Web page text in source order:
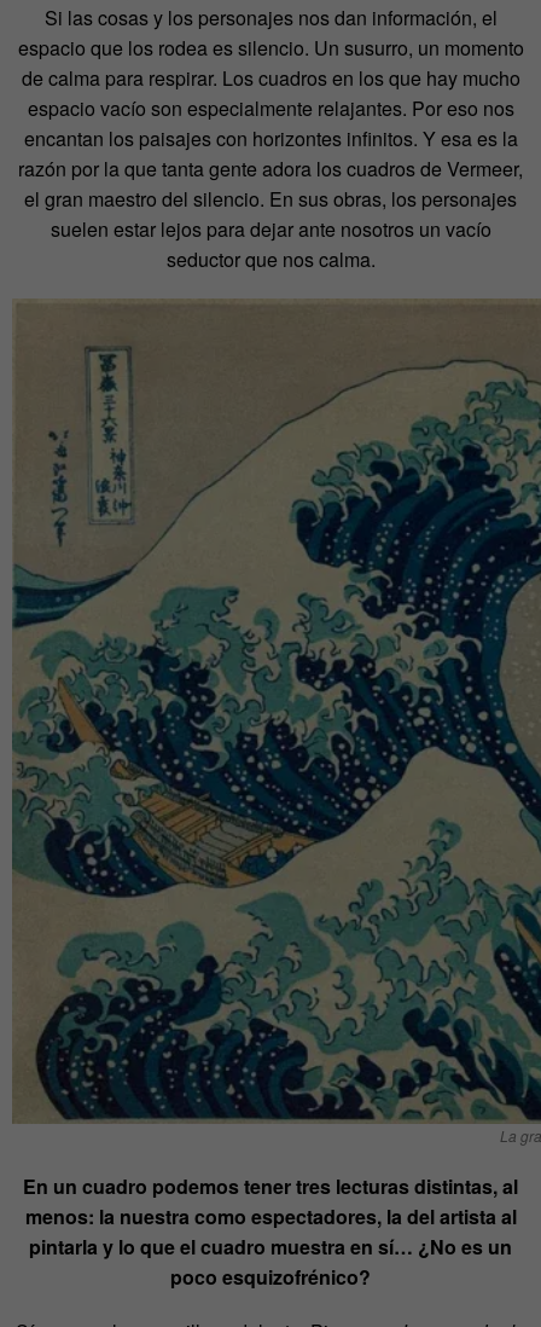
Si las cosas y los personajes nos dan información, el
espacio que los rodea es silencio. Un susurro, un momento
de calma para respirar. Los cuadros en los que hay mucho
espacio vacío son especialmente relajantes. Por eso nos
encantan los paisajes con horizontes infinitos. Y esa es la
razón por la que tanta gente adora los cuadros de Vermeer,
el gran maestro del silencio. En sus obras, los personajes
suelen estar lejos para dejar ante nosotros un vacío
seductor que nos calma.
La
En un cuadro podemos tener tres lecturas distintas, al
menos: la nuestra como espectadores, la del artista al
pintarla y lo que el cuadro muestra en sí… ¿No es un
poco esquizofrénico?